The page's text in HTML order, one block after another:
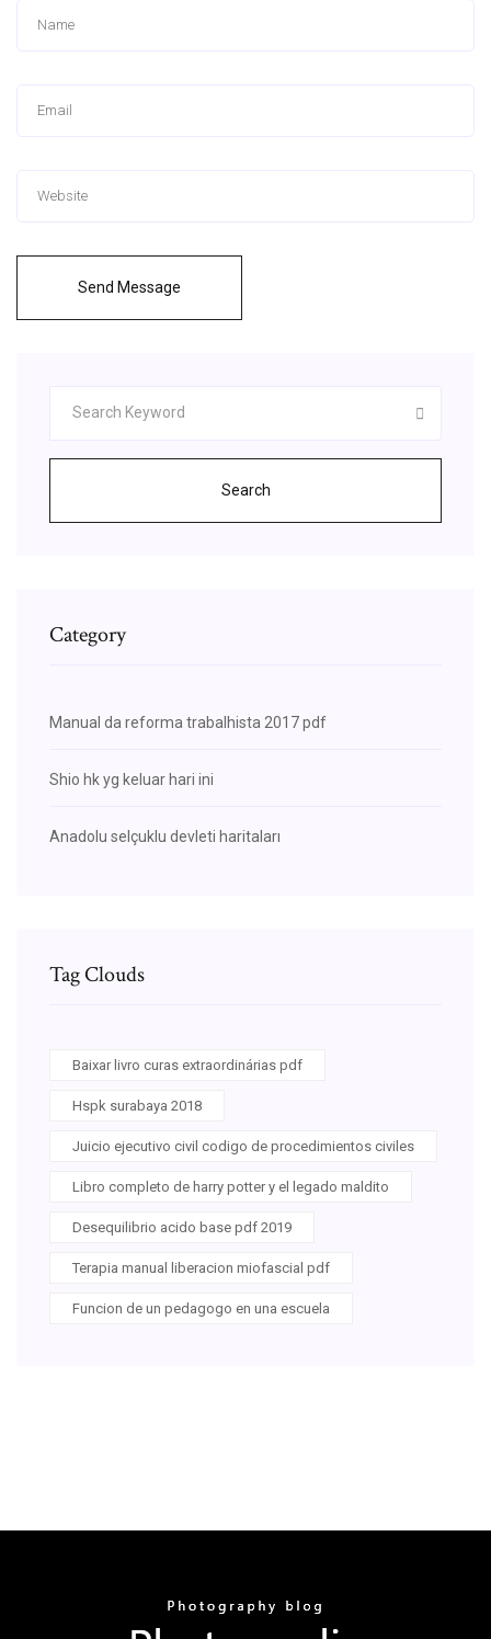
Send Message
Search
Category
Manual da reforma trabalhista 2017 pdf
Shio hk yg keluar hari ini
Anadolu selçuklu devleti haritaları
Tag Clouds
Baixar livro curas extraordinárias pdf
Hspk surabaya 2018
Juicio ejecutivo civil codigo de procedimientos civiles
Libro completo de harry potter y el legado maldito
Desequilibrio acido base pdf 2019
Terapia manual liberacion miofascial pdf
Funcion de un pedagogo en una escuela